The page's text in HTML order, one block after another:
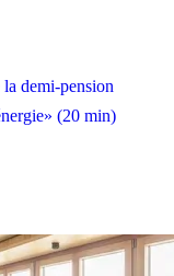
la demi-pension
(20 min)